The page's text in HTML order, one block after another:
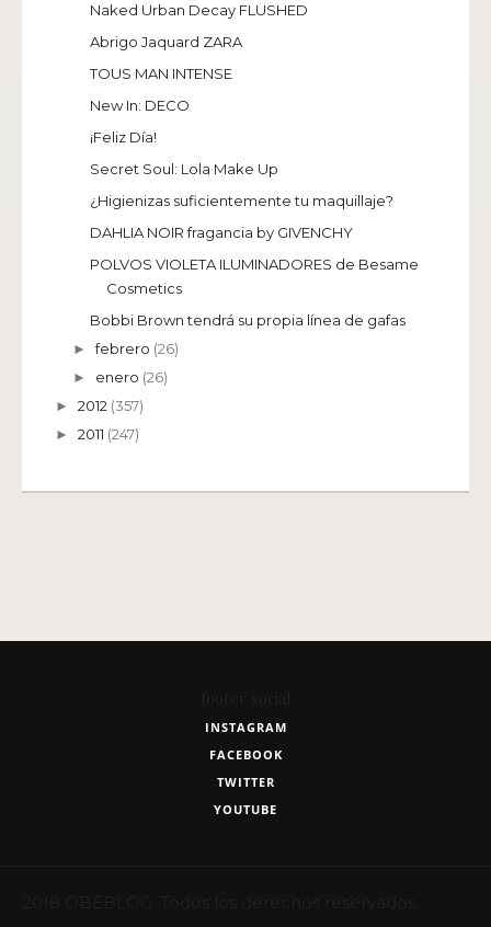
Naked Urban Decay FLUSHED
Abrigo Jaquard ZARA
TOUS MAN INTENSE
New In: DECO
¡Feliz Día!
Secret Soul: Lola Make Up
¿Higienizas suficientemente tu maquillaje?
DAHLIA NOIR fragancia by GIVENCHY
POLVOS VIOLETA ILUMINADORES de Besame
Cosmetics
Bobbi Brown tendrá su propia línea de gafas
►febrero (26)
► enero (26)
► 2012 (357)
► 2011 (247)
INSTAGRAM
FACEBOOK
TWITTER
YOUTUBE